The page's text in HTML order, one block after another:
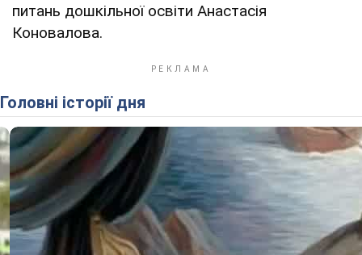
питань дошкільної освіти Анастасія
Коновалова.
Головні історії дня